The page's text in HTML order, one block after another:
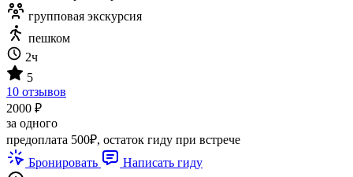
групповая экскурсия
пешком
2ч
5
10 отзывов
2000 ₽
за одного
предоплата 500₽, остаток гиду при встрече
Бронировать
Написать гиду